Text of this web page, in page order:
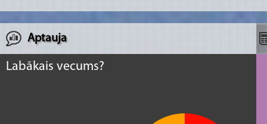
Aptauja
Labākais vecums?